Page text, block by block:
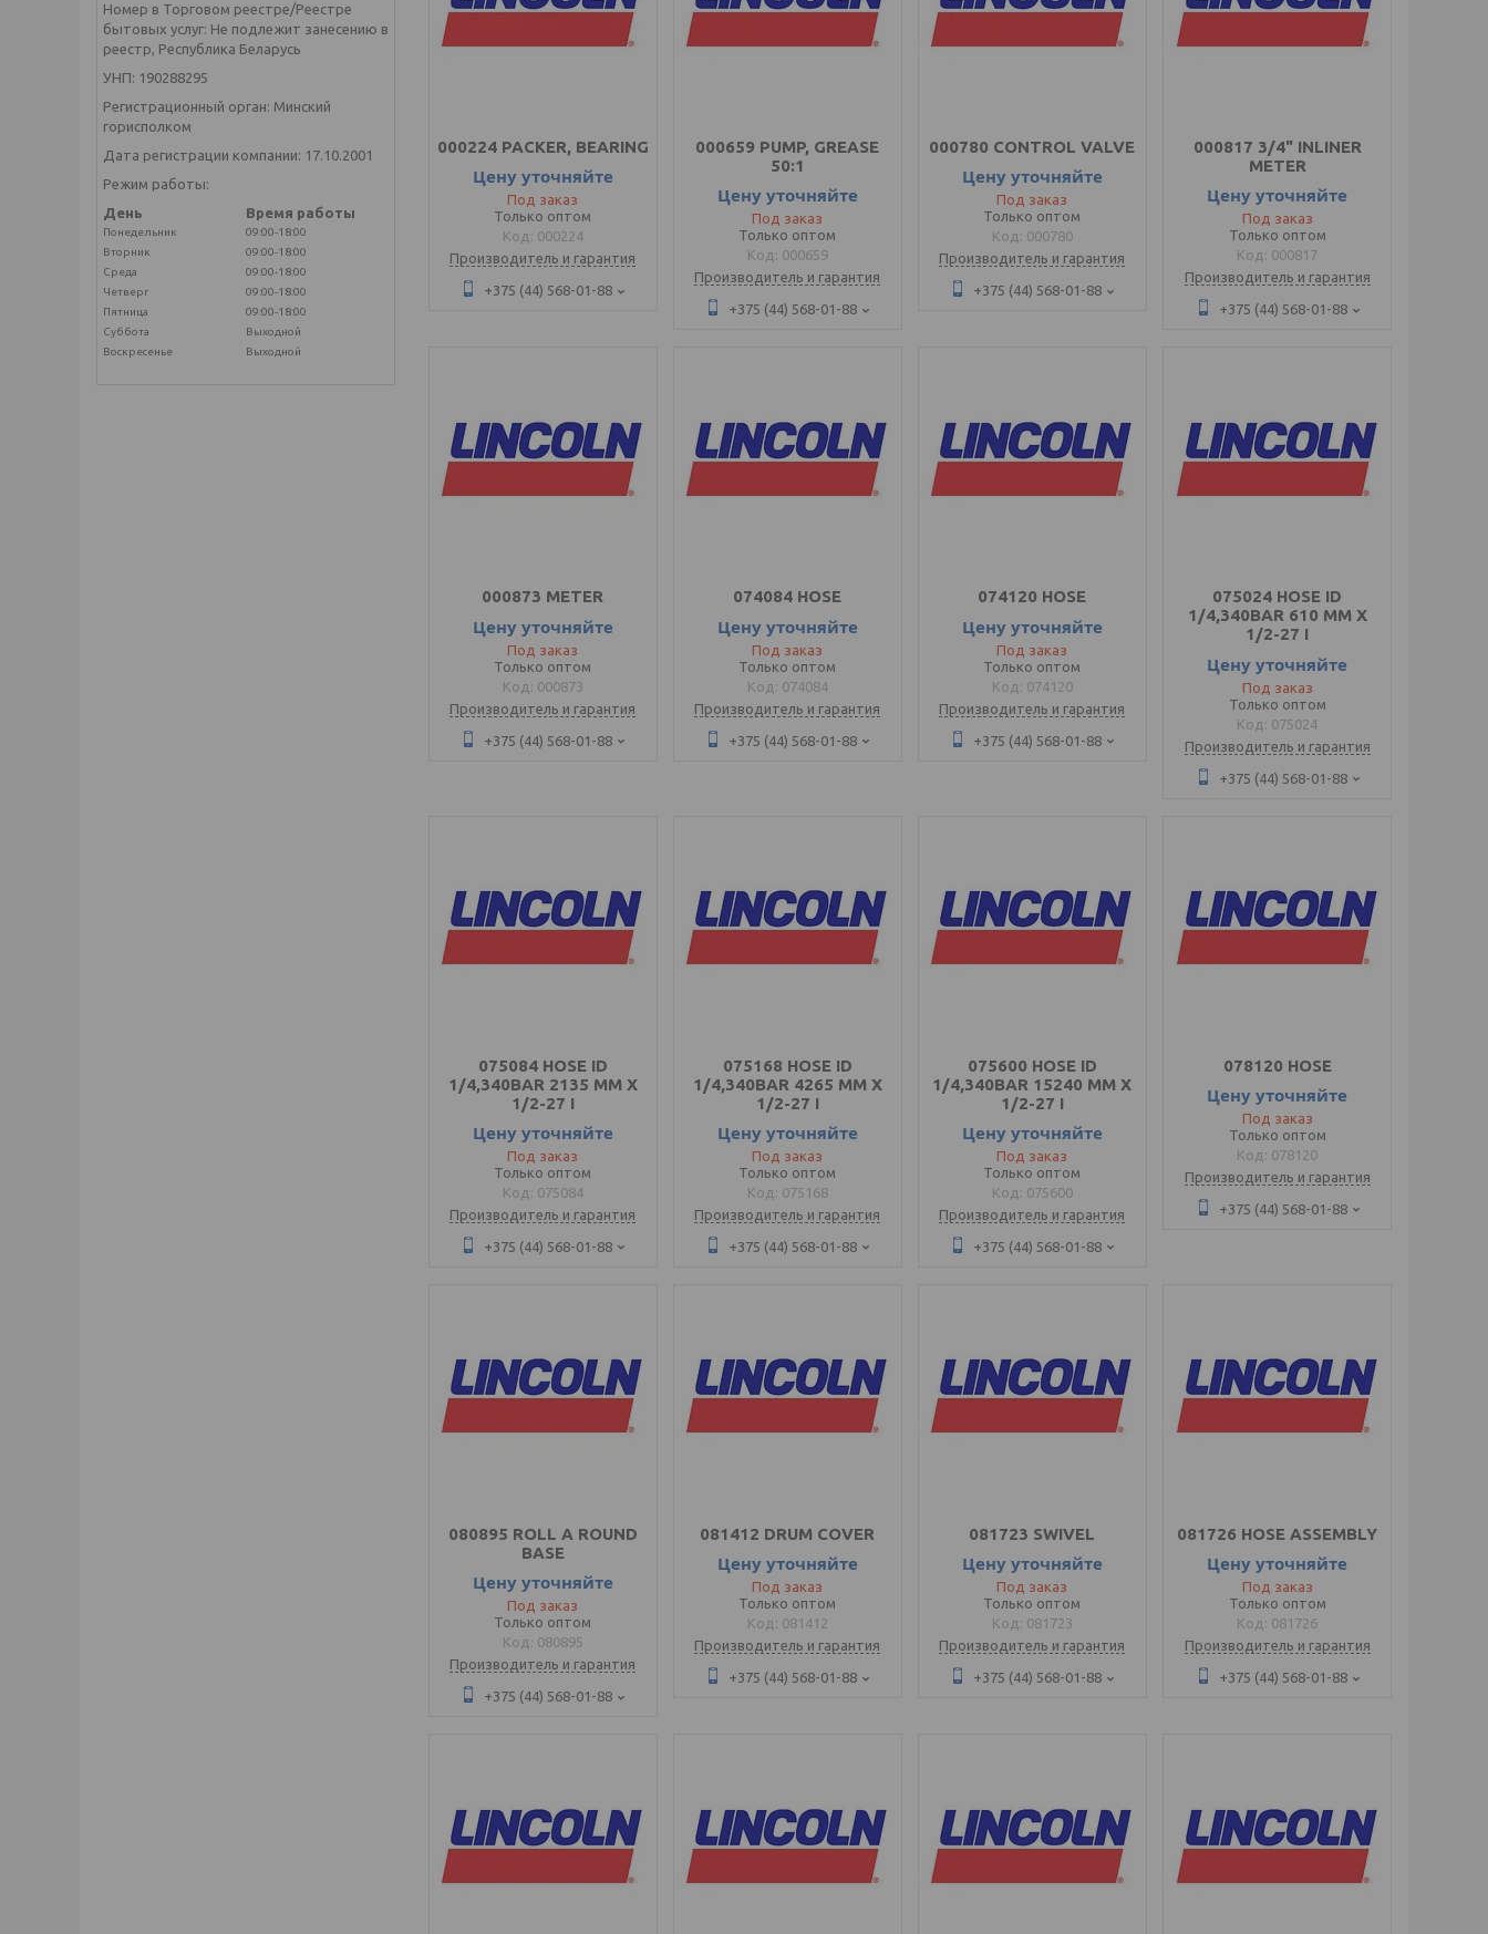
000224 PACKER, BEARING
Цену уточняйте
Под заказ
Только оптом
000224
Производитель и гарантия
+375 (44) 568-01-88
000659 PUMP, GREASE
50:1
Цену уточняйте
Под заказ
Только оптом
000659
Производитель и гарантия
+375 (44) 568-01-88
000780 CONTROL VALVE
Цену уточняйте
Под заказ
Только оптом
000780
Производитель и гарантия
+375 (44) 568-01-88
000817 3/4" INLINER
METER
Цену уточняйте
Под заказ
Только оптом
000817
Производитель и гарантия
+375 (44) 568-01-88
000873 METER
Цену уточняйте
Под заказ
Только оптом
000873
Производитель и гарантия
+375 (44) 568-01-88
074084 HOSE
Цену уточняйте
Под заказ
Только оптом
074084
Производитель и гарантия
+375 (44) 568-01-88
074120 HOSE
Цену уточняйте
Под заказ
Только оптом
074120
Производитель и гарантия
+375 (44) 568-01-88
075024 HOSE ID
1/4,340BAR 610 MM X
1/2-27 I
Цену уточняйте
Под заказ
Только оптом
075024
Производитель и гарантия
+375 (44) 568-01-88
075084 HOSE ID
1/4,340BAR 2135 MM X
1/2-27 I
Цену уточняйте
Под заказ
Только оптом
075084
Производитель и гарантия
+375 (44) 568-01-88
075168 HOSE ID
1/4,340BAR 4265 MM X
1/2-27 I
Цену уточняйте
Под заказ
Только оптом
075168
Производитель и гарантия
+375 (44) 568-01-88
075600 HOSE ID
1/4,340BAR 15240 MM X
1/2-27 I
Цену уточняйте
Под заказ
Только оптом
075600
Производитель и гарантия
+375 (44) 568-01-88
078120 HOSE
Цену уточняйте
Под заказ
Только оптом
078120
Производитель и гарантия
+375 (44) 568-01-88
080895 ROLL A ROUND
BASE
Цену уточняйте
Под заказ
Только оптом
080895
Производитель и гарантия
+375 (44) 568-01-88
081412 DRUM COVER
Цену уточняйте
Под заказ
Только оптом
081412
Производитель и гарантия
+375 (44) 568-01-88
081723 SWIVEL
Цену уточняйте
Под заказ
Только оптом
081723
Производитель и гарантия
+375 (44) 568-01-88
081726 HOSE ASSEMBLY
Цену уточняйте
Под заказ
Только оптом
081726
Производитель и гарантия
+375 (44) 568-01-88
Номер в Торговом реестре/Реестре
бытовых услуг: Не подлежит занесению в
реестр, Республика Беларусь
УНП: 190288295
Регистрационный орган: Минский
горисполком
Дата регистрации компании: 17.10.2001
Режим работы:
День
Время работы
Понедельник
09:00-18:00
Вторник
09:00-18:00
Среда
09:00-18:00
Четверг
09:00-18:00
Пятница
09:00-18:00
Суббота
Выходной
Воскресенье
Выходной